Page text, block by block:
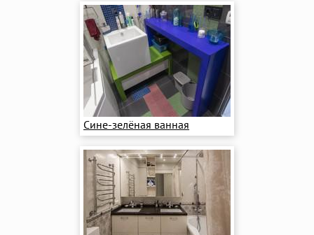
Сине-зелёная ванная